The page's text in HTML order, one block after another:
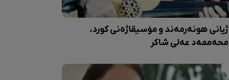
ژیانی هونەرمەند و مۆسیقاژەنی کورد،
محەممەد عەلی شاکر